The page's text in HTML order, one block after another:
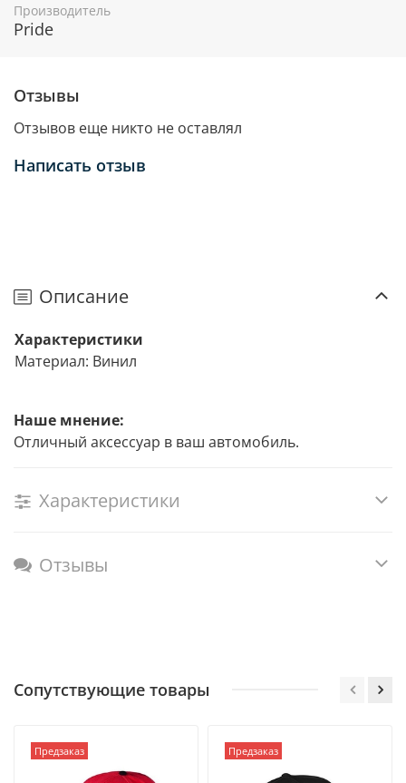
Производитель
Pride
Отзывы
Отзывов еще никто не оставлял
Написать отзыв
Описание
Характеристики
Материал: Винил
Наше мнение:
Отличный аксессуар в ваш автомобиль.
Характеристики
Отзывы
Сопутствующие товары
Предзаказ Предзаказ